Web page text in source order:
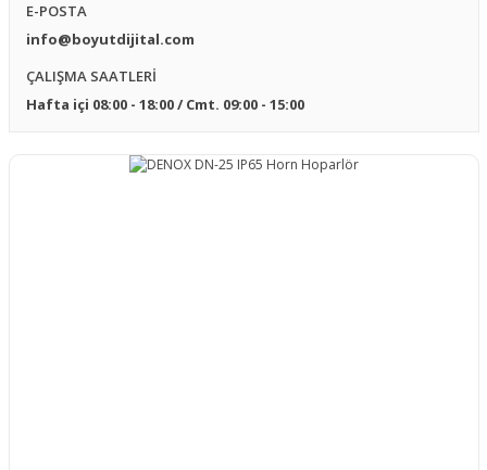
E-POSTA
info@boyutdijital.com
ÇALIŞMA SAATLERİ
Hafta içi 08:00 - 18:00 / Cmt. 09:00 - 15:00